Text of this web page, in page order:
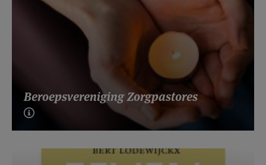
Beroepsvereniging Zorgpastores